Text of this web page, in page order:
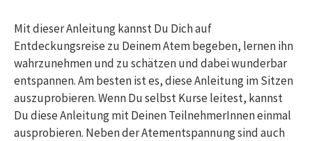
Mit dieser Anleitung kannst Du Dich auf
Entdeckungsreise zu Deinem Atem begeben, lernen ihn
wahrzunehmen und zu schätzen und dabei wunderbar
entspannen. Am besten ist es, diese Anleitung im Sitzen
auszuprobieren. Wenn Du selbst Kurse leitest, kannst
Du diese Anleitung mit Deinen TeilnehmerInnen einmal
ausprobieren. Neben der Atementspannung sind auch